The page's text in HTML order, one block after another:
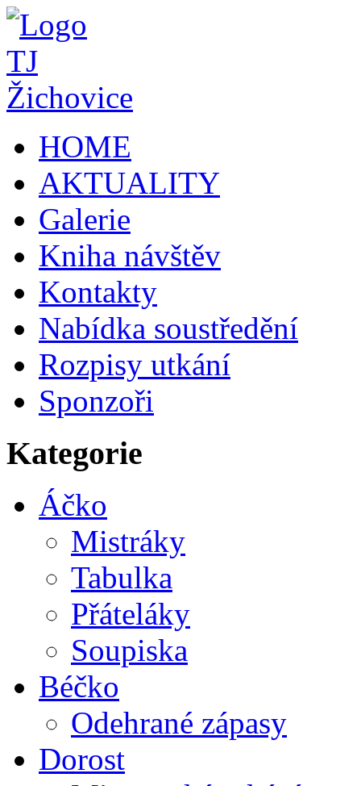
HOME
AKTUALITY
Galerie
Kniha návštěv
Kontakty
Nabídka soustředění
Rozpisy utkání
Sponzoři
Kategorie
Áčko
Mistráky
Tabulka
Přáteláky
Soupiska
Béčko
Odehrané zápasy
Dorost